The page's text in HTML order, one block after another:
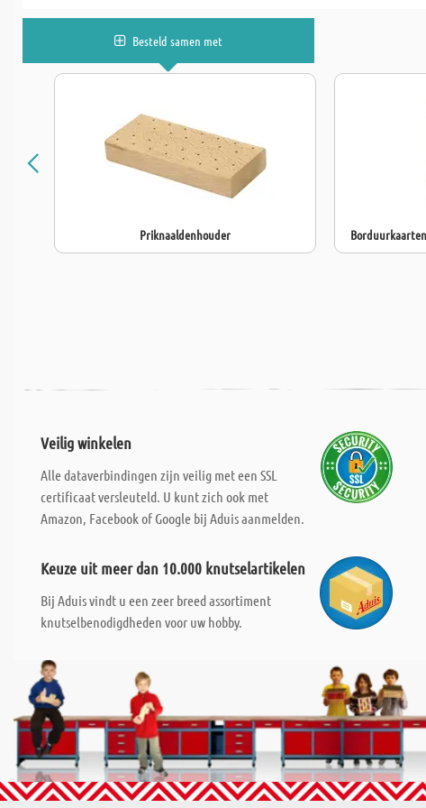
Besteld samen met
Priknaaldenhouder
Veilig winkelen
Alle dataverbindingen zijn veilig met een SSL
certificaat versleuteld. U kunt zich ook met
Amazon, Facebook of Google bij Aduis aanmelden.
Keuze uit meer dan 10.000 knutselartikelen
Bij Aduis vindt u een zeer breed assortiment
knutselbenodigdheden voor uw hobby.